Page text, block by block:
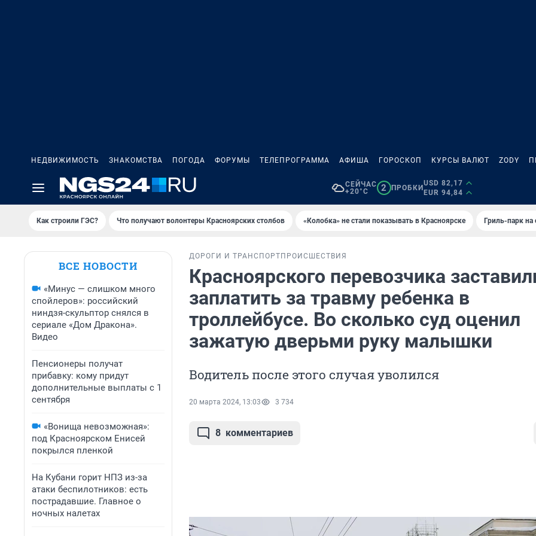
НЕДВИЖИМОСТЬ ЗНАКОМСТВА ПОГОДА ФОРУМЫ ТЕЛЕПРОГРАММА АФИША ГОРОСКОП КУРСЫ ВАЛЮТ ZODY
СЕЙЧАС
+20°C
2 ПРОБКИ
USD 82,17
EUR 94,84
Как строили ГЭС? Что получают волонтеры Красноярских столбов «Колобка» не стали показывать в Красноярске Гриль-парк на
ВСЕ НОВОСТИ
«Минус — слишком много
спойлеров»: российский
ниндзя-скульптор снялся в
сериале «Дом Дракона».
Видео
Пенсионеры получат
прибавку: кому придут
дополнительные выплаты с 1
сентября
«Вонища невозможная»:
под Красноярском Енисей
покрылся пленкой
На Кубани горит НПЗ из-за
атаки беспилотников: есть
пострадавшие. Главное о
ночных налетах
ДОРОГИ И ТРАНСПОРТ ПРОИСШЕСТВИЯ
Красноярского перевозчика
заплатить за травму ребенка в
троллейбусе. Во сколько суд оценил
зажатую дверьми руку малышки
Водитель после этого случая уволился
20 марта 2024, 13:03 3 734
8 комментариев